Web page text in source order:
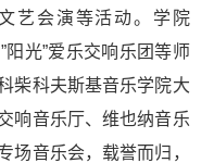
艺会演等活动。学院
光”爱乐交响乐团等师
柴科夫斯基音乐学院大
响音乐厅、维也纳音乐
场音乐会，载誉而归，